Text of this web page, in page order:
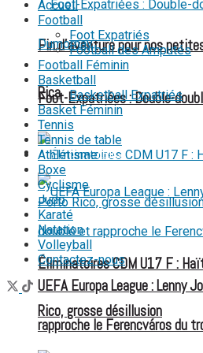
Fin d’aventure pour nos
Rica
Éliminatoires CDM U17 F :
Rico, grosse désillusion
Foot-Expatriées : Double-
FOOT EXPATRIÉS
UEFA Europa League : Lenny
rapproche le Ferencváros du
Accueil
Football
Foot Expatriés
Football des Amputés
Football Féminin
Basketball
Basketball Expatriés
Basket Féminin
Tennis
Tennis de table
Athlétisme
Boxe
Cyclisme
Judo
Karaté
Natation
Volleyball
Contactez-nous